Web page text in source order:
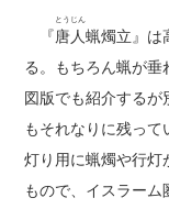
『唐人
とうじん
蝋燭立』は
る。もちろん蝋が
図版でも紹介する
もそれなりに残っ
灯り用に蝋燭や行
もので、イスラー